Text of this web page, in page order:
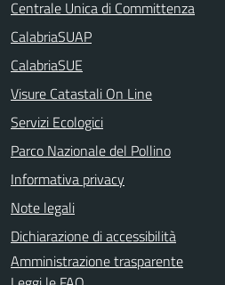
Centrale Unica di Committenza
CalabriaSUAP
CalabriaSUE
Visure Catastali On Line
Servizi Ecologici
Parco Nazionale del Pollino
Informativa privacy
Note legali
Dichiarazione di accessibilità
Amministrazione trasparente